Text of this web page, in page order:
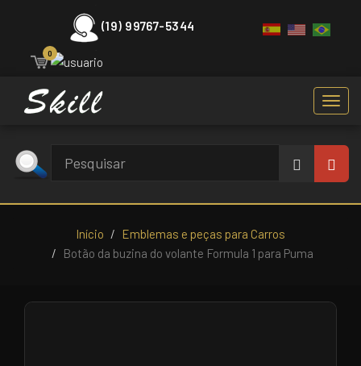
(19) 99767-5344
0
Início
Emblemas e peças para Carros
Botão da buzina do volante Formula 1 para Puma